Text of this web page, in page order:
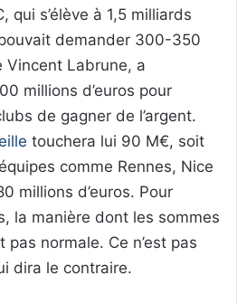
qui s’élève à 1,5 milliards
demander 300-350
Vincent Labrune, a
millions d’euros pour
de gagner de l’argent.
touchera lui 90 M€, soit
comme Rennes, Nice
millions d’euros. Pour
la manière dont les sommes
pas normale. Ce n’est pas
dira le contraire.